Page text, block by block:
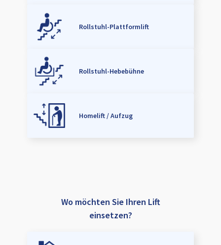
Rollstuhl-Plattformlift
Rollstuhl-Hebebühne
Homelift / Aufzug
Wo möchten Sie Ihren Lift
einsetzen?